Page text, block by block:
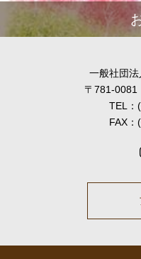
一般社団
〒781-
TEL：
FAX